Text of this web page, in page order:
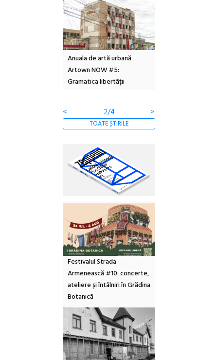
Anuala de artă urbană
Artown NOW #5:
Gramatica libertății
< 2/4 >
TOATE ȘTIRILE
Festivalul Strada
Armenească #10: concerte,
ateliere și întâlniri în Grădina
Botanică